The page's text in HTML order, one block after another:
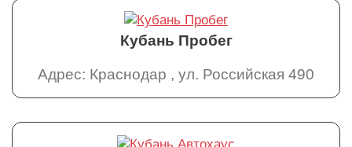
Кубань Пробег
Адрес: Краснодар , ул. Российская 490